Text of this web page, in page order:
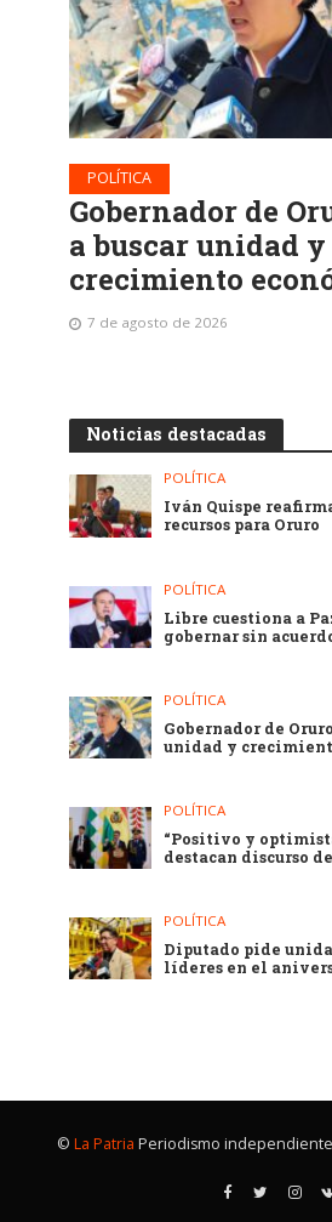
POLÍTICA
Gobernador de
a buscar unidad y
crecimiento
7 de agosto de 2026
Noticias destacadas
POLÍTICA
Iván Quispe
recursos para Oruro
POLÍTICA
Libre cuestiona a
gobernar sin
POLÍTICA
Gobernador de
unidad y
POLÍTICA
“Positivo y
destacan discurso
POLÍTICA
Diputado pide
líderes en el
© La Patria Periodismo